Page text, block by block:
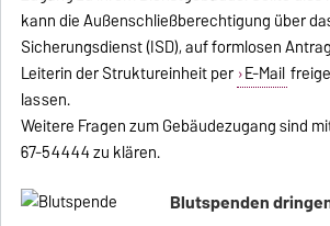
kann die Außenschließberechtigung über
Sicherungsdienst (ISD), auf formlosen
Leiterin der Struktureinheit per E-Mail
lassen.
Weitere Fragen zum Gebäudezugang sind
67-54444 zu klären.
Blutspenden